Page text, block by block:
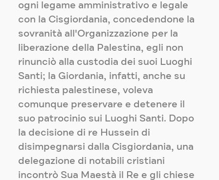
ogni legame amministrativo e legale
con la Cisgiordania, concedendone la
sovranità all'Organizzazione per la
liberazione della Palestina, egli non
rinunciò alla custodia dei suoi Luoghi
Santi; la Giordania, infatti, anche su
richiesta palestinese, voleva
comunque preservare e detenere il
suo patrocinio sui Luoghi Santi. Dopo
la decisione di re Hussein di
disimpegnarsi dalla Cisgiordania, una
delegazione di notabili cristiani
incontrò Sua Maestà il Re e gli chiese